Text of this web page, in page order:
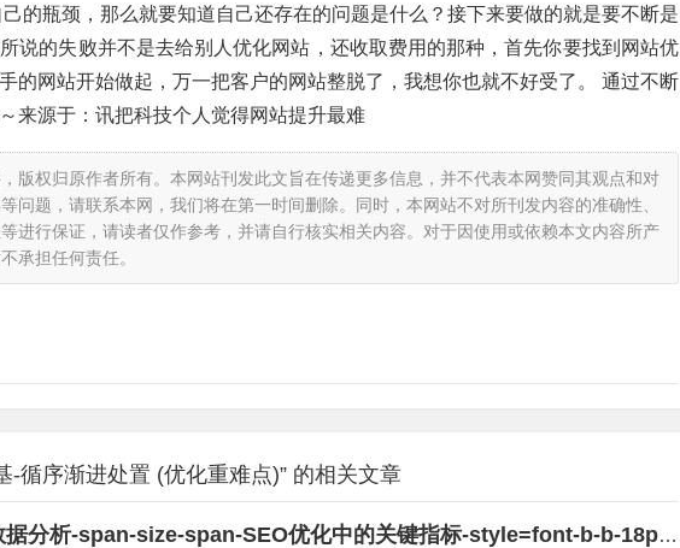
的瓶颈，那么就要知道自己还存在的问题是什么？接下来要做的就是要不断是
说的失败并不是去给别人优化网站，还收取费用的那种，首先你要找到网站优
的网站开始做起，万一把客户的网站整脱了，我想你也就不好受了。 通过不断
来源于：讯把科技个人觉得网站提升最难
版权归原作者所有。本网站刊发此文旨在传递更多信息，并不代表本网赞同其观点和对
问题，请联系本网，我们将在第一时间删除。同时，本网站不对所刊发内容的准确性、
进行保证，请读者仅作参考，并请自行核实相关内容。对于因使用或依赖本文内容所产
承担任何责任。
-循序渐进处置 (优化重难点)” 的相关文章
据分析-span-size-span-SEO优化中的关键指标-style=font-b-b-18px